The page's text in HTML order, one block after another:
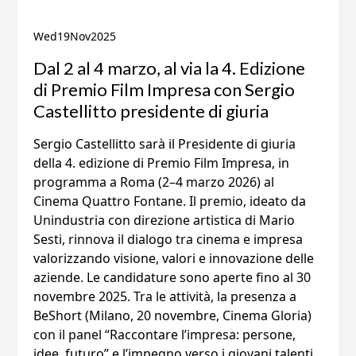
Wed19Nov2025
Dal 2 al 4 marzo, al via la 4. Edizione
di Premio Film Impresa con Sergio
Castellitto presidente di giuria
Sergio Castellitto sarà il Presidente di giuria
della 4. edizione di Premio Film Impresa, in
programma a Roma (2–4 marzo 2026) al
Cinema Quattro Fontane. Il premio, ideato da
Unindustria con direzione artistica di Mario
Sesti, rinnova il dialogo tra cinema e impresa
valorizzando visione, valori e innovazione delle
aziende. Le candidature sono aperte fino al 30
novembre 2025. Tra le attività, la presenza a
BeShort (Milano, 20 novembre, Cinema Gloria)
con il panel “Raccontare l’impresa: persone,